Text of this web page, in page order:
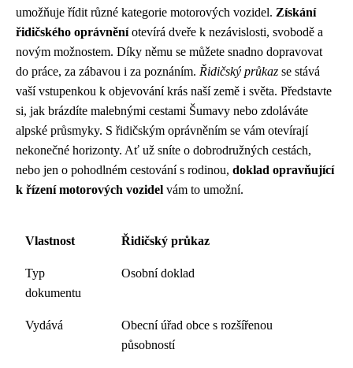
umožňuje řídit různé kategorie motorových vozidel. Získání
řidičského oprávněníotevírá dveře k nezávislosti, svobodě a
novým možnostem. Díky němu se můžete snadno dopravovat
do práce, za zábavou i za poznáním. Řidičský průkaz se stává
vaší vstupenkou k objevování krás naší země i světa. Představte
si, jak brázdíte malebnými cestami Šumavy nebo zdoláváte
alpské průsmyky. S řidičským oprávněním se vám otevírají
nekonečné horizonty. Ať už sníte o dobrodružných cestách,
nebo jen o pohodlném cestování s rodinou, doklad opravňující
k řízení motorových vozidel vám to umožní.
Vlastnost Řidičský průkaz
Typ
dokumentu
Osobní doklad
Vydává
Obecní úřad obce s rozšířenou
působností